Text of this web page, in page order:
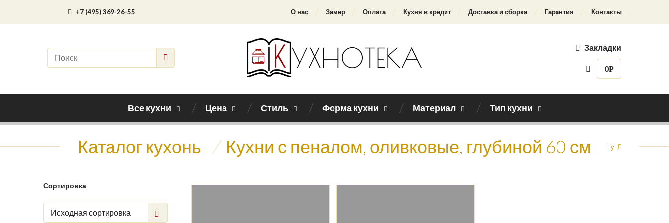
+7 (495) 369-26-55 О нас Замер Оплата Кухня в кредит Доставка и сборка Гарантия Контакты
Закладки
0Р
Все кухни Цена Стиль Форма кухни Материал Тип кухни
Каталог кухонь / Кухни с пеналом, оливковые, глубиной 60 см
Назад к каталогу
Сортировка
Исходная сортировка